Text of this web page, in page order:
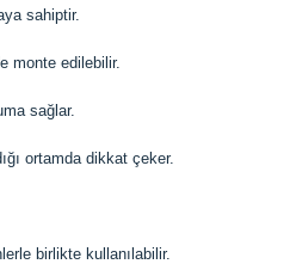
sahiptir.
monte edilebilir.
sağlar.
ortamda dikkat çeker.
birlikte kullanılabilir.